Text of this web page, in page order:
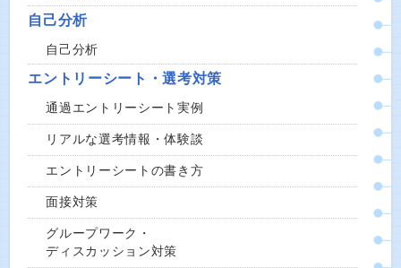
自己分析
自己分析
エントリーシート・選考対策
通過エントリーシート実例
リアルな選考情報・体験談
エントリーシートの書き方
面接対策
グループワーク・
ディスカッション対策